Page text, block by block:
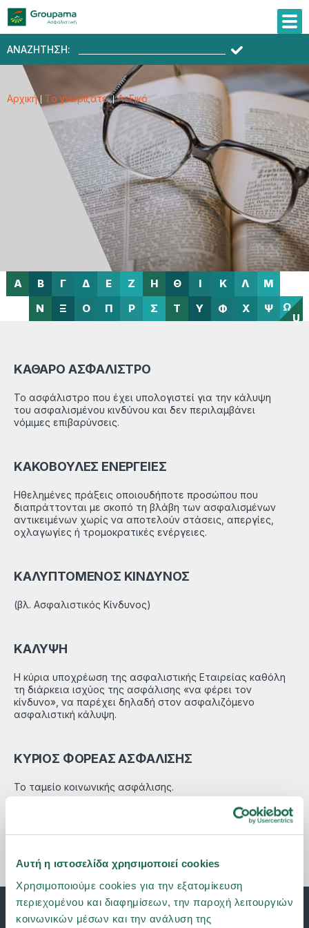
Αυτή η ιστοσελίδα χρησιμοποιεί cookies
Χρησιμοποιούμε cookies για την εξατομίκευση
περιεχομένου και διαφημίσεων, την παροχή λειτουργιών
κοινωνικών μέσων και την ανάλυση της
ΑΝΑΖΗΤΗΣΗ:
Αρχική Το γνωρίζατε; Λεξικό
Α Β Γ Δ Ε Ζ Η Θ Ι Κ Λ
Μ
Ν
Ξ Ο Π Ρ Σ Τ Υ Φ Χ Ψ
Ω
U
ΚΑΘΑΡΟ ΑΣΦΑΛΙΣΤΡΟ
Το ασφάλιστρο που έχει υπολογιστεί για την κάλυψη
του ασφαλισμένου κινδύνου και δεν περιλαμβάνει
νόμιμες επιβαρύνσεις.
ΚΑΚΟΒΟΥΛΕΣ ΕΝΕΡΓΕΙΕΣ
Ηθελημένες πράξεις οποιουδήποτε προσώπου που
διαπράττονται με σκοπό τη βλάβη των ασφαλισμένων
αντικειμένων χωρίς να αποτελούν στάσεις, απεργίες,
οχλαγωγίες ή τρομοκρατικές ενέργειες.
ΚΑΛΥΠΤΟΜΕΝΟΣ ΚΙΝΔΥΝΟΣ
(βλ. Ασφαλιστικός Κίνδυνος)
ΚΑΛΥΨΗ
Η κύρια υποχρέωση της ασφαλιστικής Εταιρείας καθόλη
τη διάρκεια ισχύος της ασφάλισης «να φέρει τον
κίνδυνο», να παρέχει δηλαδή στον ασφαλιζόμενο
ασφαλιστική κάλυψη.
ΚΥΡΙΟΣ ΦΟΡΕΑΣ ΑΣΦΑΛΙΣΗΣ
Το ταμείο κοινωνικής ασφάλισης.